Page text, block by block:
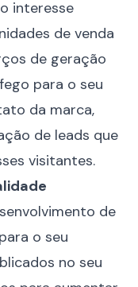
interesse
de venda
de geração
para o seu
da marca,
de leads que
visitantes.
de
o seu
no seu